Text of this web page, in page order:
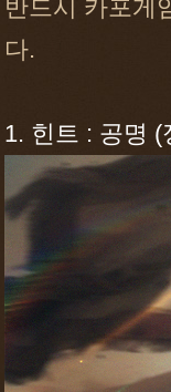
반드시 카포게
다.
1. 힌트 : 공명 (